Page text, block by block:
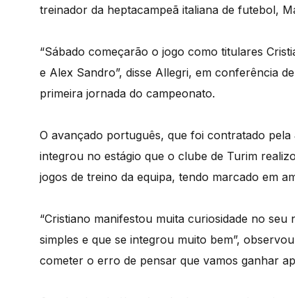
treinador da heptacampeã italiana de futebol,
“Sábado começarão o jogo como titulares
e Alex Sandro”, disse Allegri, em conferência
primeira jornada do campeonato.
O avançado português, que foi contratado
integrou no estágio que o clube de Turim
jogos de treino da equipa, tendo marcado em
“Cristiano manifestou muita curiosidade no
simples e que se integrou muito bem”,
cometer o erro de pensar que vamos ganhar